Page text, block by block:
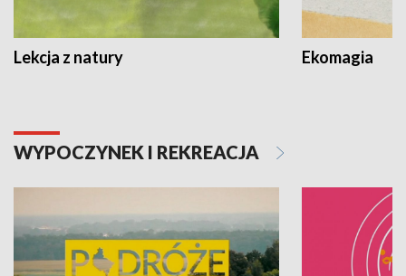
Lekcja z natury Ekomagia
WYPOCZYNEK I REKREACJA